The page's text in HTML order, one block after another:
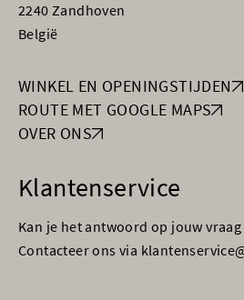
2240 Zandhoven
België
WINKEL EN OPENINGSTIJDEN
ROUTE MET GOOGLE MAPS
OVER ONS
Klantenservice
Kan je het antwoord op jouw
Contacteer ons via